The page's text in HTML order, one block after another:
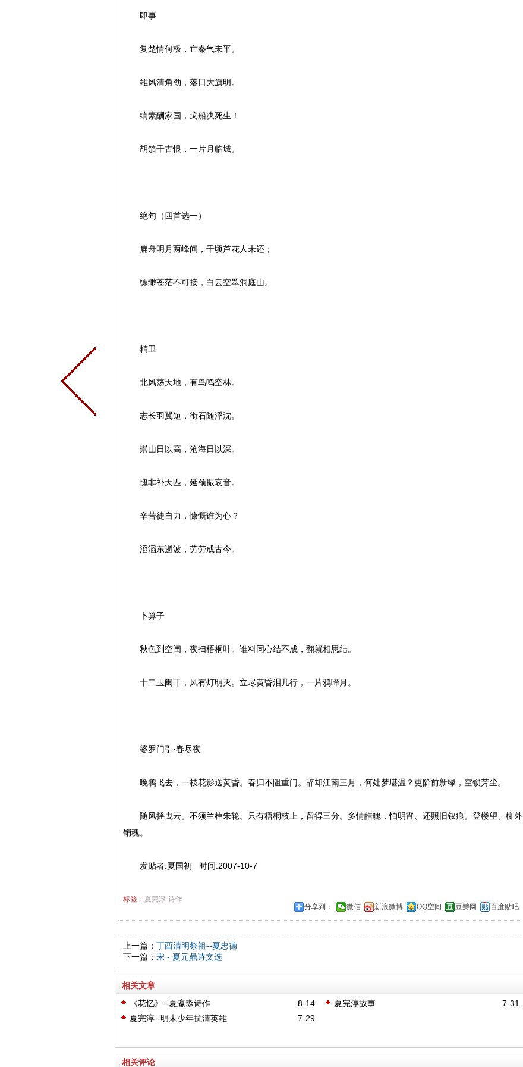
即事
复楚情何极，亡秦气未平。
雄风清角劲，落日大旗明。
缟素酬家国，戈船决死生！
胡笳千古恨，一片月临城。
绝句（四首选一）
扁舟明月两峰间，千顷芦花人未还；
缥缈苍茫不可接，白云空翠洞庭山。
精卫
北风荡天地，有鸟鸣空林。
志长羽翼短，衔石随浮沈。
崇山日以高，沧海日以深。
愧非补天匹，延颈振哀音。
辛苦徒自力，慷慨谁为心？
滔滔东逝波，劳劳成古今。
卜算子
秋色到空闺，夜扫梧桐叶。谁料同心结不成，翻就相思结。
十二玉阑干，风有灯明灭。立尽黄昏泪几行，一片鸦啼月。
婆罗门引·春尽夜
晚鸦飞去，一枝花影送黄昏。春归不阻重门。辞却江南三月，何处梦堪温？更阶前新绿，空锁芳尘。
随风摇曳云。不须兰棹朱轮。只有梧桐枝上，留得三分。多情皓魄，怕明宵、还照旧钗痕。登楼望、柳外
销魂。
发贴者:夏国初 时间:2007-10-7
标签： 夏完淳 诗作
分享到：
微信 新浪微博 QQ空间 豆瓣网 百度贴吧
上一篇： 丁酉清明祭祖--夏忠德
下一篇： 宋 - 夏元鼎诗文选
相关文章
8-14
《花忆》--夏瀛淼诗作 7-31
夏完淳故事
7-29
夏完淳--明末少年抗清英雄
相关评论